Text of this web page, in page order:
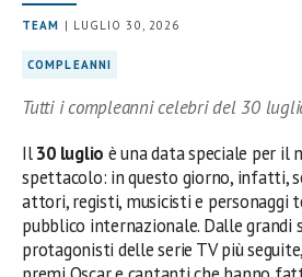
TEAM | LUGLIO 30, 2026
COMPLEANNI
Tutti i compleanni celebri del 30
Il30 luglio è una data speciale per il
spettacolo: in questo giorno, infatti,
attori, registi, musicisti e personaggi
pubblico internazionale. Dalle grandi
protagonisti delle serie TV più